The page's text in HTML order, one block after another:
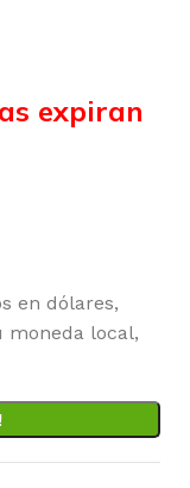
expiran
en dólares,
moneda local,